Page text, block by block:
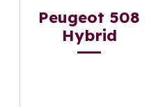
Peugeot 508
Hybrid